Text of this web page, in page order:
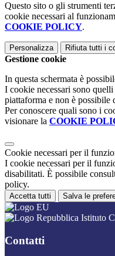
Questo sito o gli strumenti
cookie necessari al
COOKIE POLICY.
Personalizza Rifiuta tutti i
Gestione cookie
In questa schermata è
I cookie necessari sono
piattaforma e non è possibile
Per conoscere quali sono i
visionare la COOKIE
Cookie necessari per il
I cookie necessari per il
disabilitati. È possibile
policy.
Accetta tutti Salva le
Istituto
Contatti